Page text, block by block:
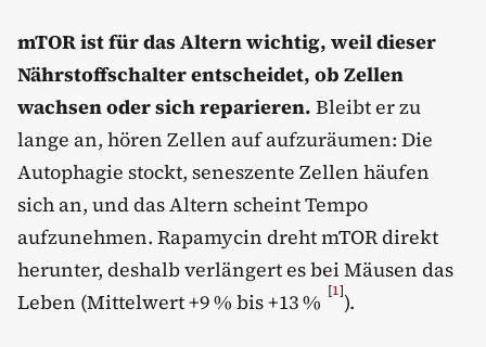
mTOR ist für das Altern wichtig, weil dieser
Nährstoffschalter entscheidet, ob Zellen
wachsen oder sich reparieren. Bleibt er zu
lange an, hören Zellen auf aufzuräumen: Die
Autophagie stockt, seneszente Zellen häufen
sich an, und das Altern scheint Tempo
aufzunehmen. Rapamycin dreht mTOR direkt
herunter, deshalb verlängert es bei Mäusen das
Leben (Mittelwert +9 % bis +13 % [1]).